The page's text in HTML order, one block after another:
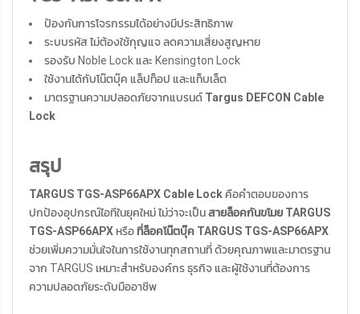
ป้องกันการโจรกรรมได้อย่างมีประสิทธิภาพ
ระบบรหัส ไม่ต้องใช้กุญแจ ลดความเสี่ยงสูญหาย
รองรับ Noble Lock และ Kensington Lock
ใช้งานได้กับโน๊ตบุ๊ค แล็ปท็อป และแท็บเล็ต
มาตรฐานความปลอดภัยจากแบรนด์ Targus DEFCON Cable
Lock
สรุป
TARGUS TGS-ASP66APX Cable Lock คือคำตอบของการ
ปกป้องอุปกรณ์ไอทีในยุคใหม่ ไม่ว่าจะเป็นสายล็อคกันขโมย TARGUS
TGS-ASP66APX หรือ ที่ล็อคโน๊ตบุ๊ค TARGUS TGS-ASP66APX
ช่วยเพิ่มความมั่นใจในการใช้งานทุกสถานที่ ด้วยคุณภาพและมาตรฐาน
จาก TARGUS เหมาะสำหรับองค์กร ธุรกิจ และผู้ใช้งานที่ต้องการ
ความปลอดภัยระดับมืออาชีพ